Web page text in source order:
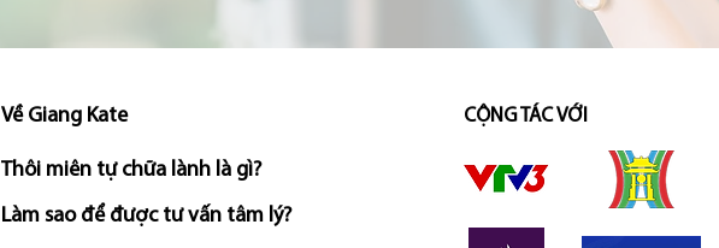
Về Giang Kate
Thôi miên tự chữa lành là gì?
Làm sao để được tư vấn tâm lý?
CỘNG TÁC VỚI